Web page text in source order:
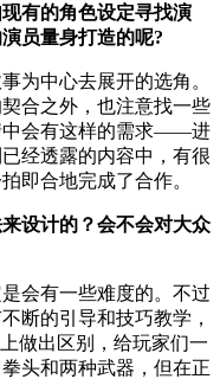
有的角色设定寻找演
员量身打造的呢?
为中心去展开的选角。
合之外，也注意找一些
会有这样的需求——进
经透露的内容中，有很
即合地完成了合作。
设计的？会不会对大众
会有一些难度的。不过
断的引导和技巧教学，
做出区别，给玩家们一
头和两种武器，但在正